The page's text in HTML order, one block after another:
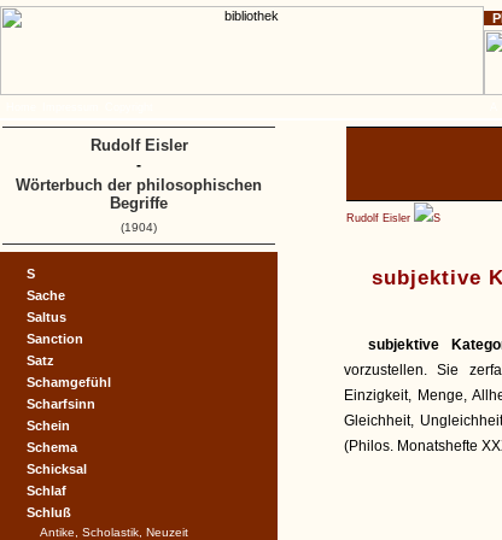
Rudolf Eisler S
subjektive
subjektive
vorzustellen. Sie
Einzigkeit, Menge,
Gleichheit,
(Philos. Monatshefte
S
Sache
Saltus
Sanction
Satz
Schamgefühl
Scharfsinn
Schein
Schema
Schicksal
Schlaf
Schluß
Antike, Scholastik, Neuzeit
Rudolf Eisler
-
Wörterbuch der philosophischen
Begriffe
(1904)